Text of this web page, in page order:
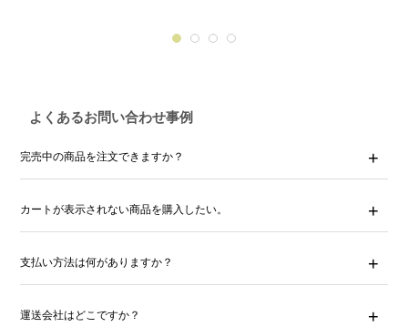
よくあるお問い合わせ事例
完売中の商品を注文できますか？
カートが表示されない商品を購入したい。
支払い方法は何がありますか？
運送会社はどこですか？